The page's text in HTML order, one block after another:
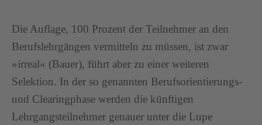
Die Auflage, 100 Prozent der Teilnehmer an den
Berufslehrgängen vermitteln zu müssen, ist zwar
»irreal« (Bauer), führt aber zu einer weiteren
Selektion. In der so genannten Berufsorientierungs-
und Clearingphase werden die künftigen
Lehrgangsteilnehmer genauer unter die Lupe